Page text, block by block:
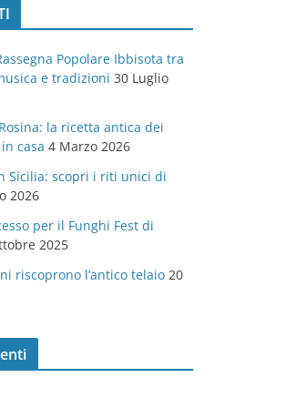
Popolare Ibbisota tra
e tradizioni 30 Luglio
la ricetta antica dei
casa 4 Marzo 2026
Sicilia: scopri i riti unici di
2026
per il Funghi Fest di
2025
riscoprono l’antico telaio 20